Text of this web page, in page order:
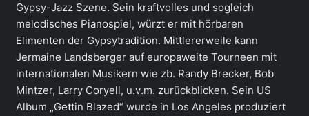
Gypsy-Jazz Szene. Sein kraftvolles und sogleich
melodisches Pianospiel, würzt er mit hörbaren
Elimenten der Gypsytradition. Mittlererweile kann
Jermaine Landsberger auf europaweite Tourneen mit
internationalen Musikern wie zb. Randy Brecker, Bob
Mintzer, Larry Coryell, u.v.m. zurückblicken. Sein US
Album „Gettin Blazed“ wurde in Los Angeles produziert